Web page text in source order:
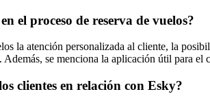
el proceso de reserva de vuelos?
la atención personalizada al cliente, la
se menciona la aplicación útil para
clientes en relación con Esky?